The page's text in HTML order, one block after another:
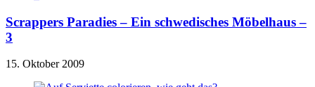
Scrappers Paradies – Ein schwedisches Möbelhaus –
3
15. Oktober 2009